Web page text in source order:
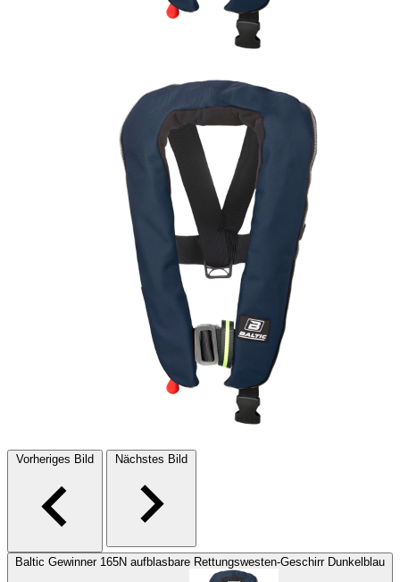
Vorheriges Bild Nächstes Bild
Baltic Gewinner 165N aufblasbare Rettungswesten-Geschirr Dunkelblau